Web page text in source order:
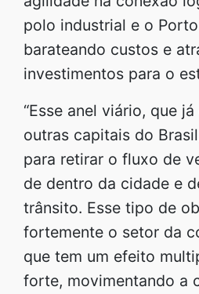
polo industrial e o
barateando custos e
investimentos para o
“Esse anel viário, que
outras capitais do
para retirar o fluxo de
de dentro da cidade e
trânsito. Esse tipo de
fortemente o setor da
que tem um efeito
forte, movimentando a